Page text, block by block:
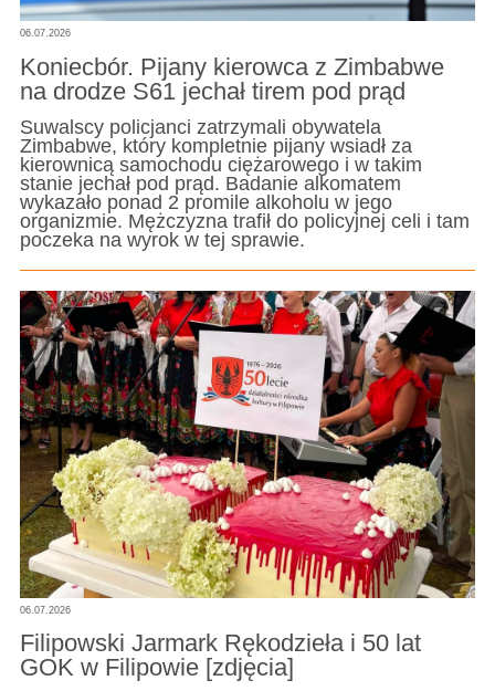
06.07.2026
Koniecbór. Pijany kierowca z Zimbabwe
na drodze S61 jechał tirem pod prąd
Suwalscy policjanci zatrzymali obywatela
Zimbabwe, który kompletnie pijany wsiadł za
kierownicą samochodu ciężarowego i w takim
stanie jechał pod prąd. Badanie alkomatem
wykazało ponad 2 promile alkoholu w jego
organizmie. Mężczyzna trafił do policyjnej celi i tam
poczeka na wyrok w tej sprawie.
06.07.2026
Filipowski Jarmark Rękodzieła i 50 lat
GOK w Filipowie [zdjęcia]